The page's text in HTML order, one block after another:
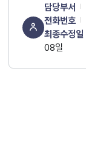
담당부서
전화번호
최종수정일
08일